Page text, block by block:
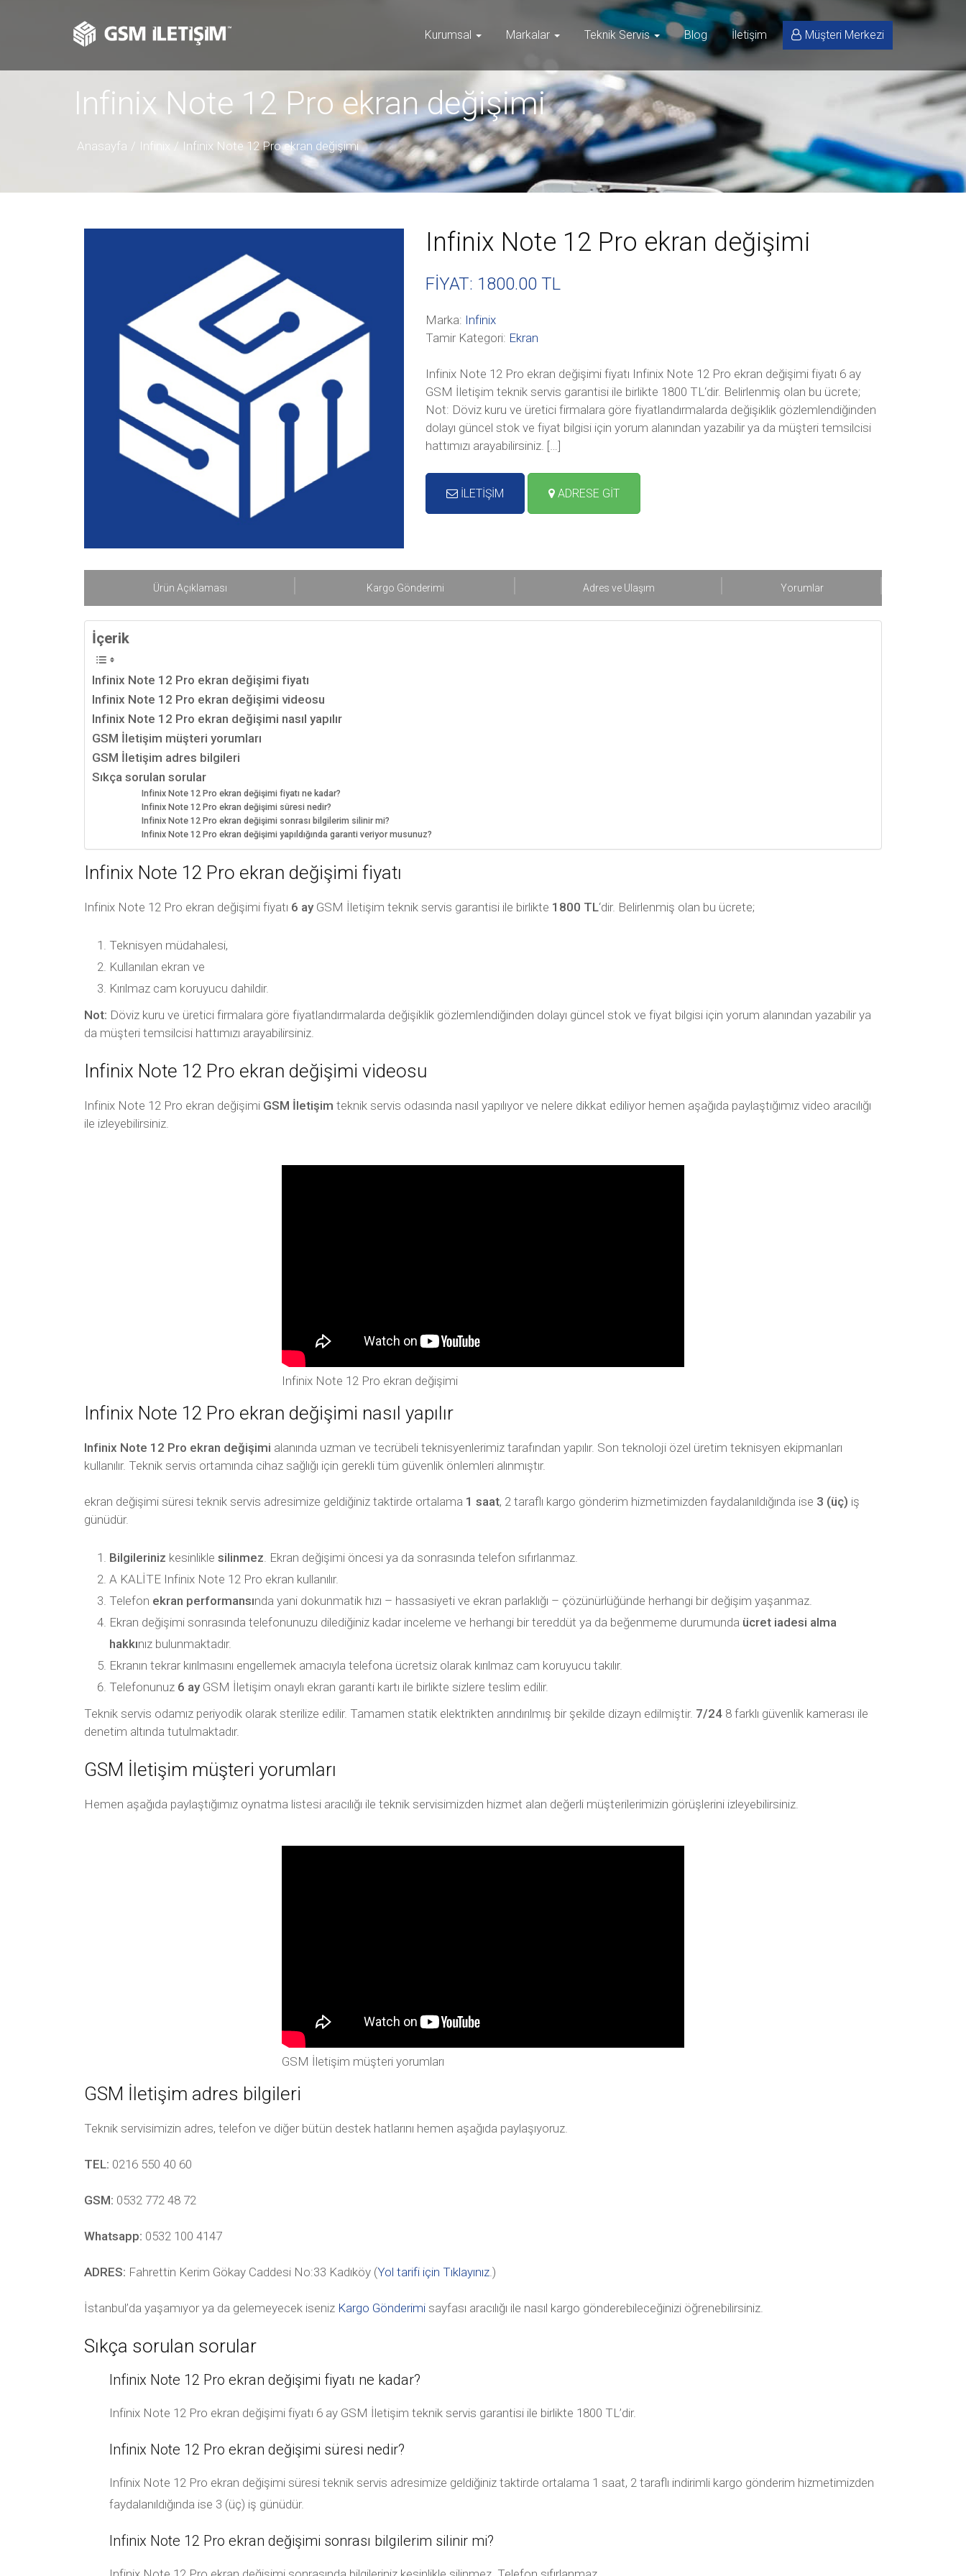
Kurumsal Markalar Teknik Servis Blog İletişim Müşteri Merkezi
Infinix Note 12 Pro ekran değişimi
Anasayfa Infinix Infinix Note 12 Pro ekran değişimi
Infinix Note 12 Pro ekran değişimi
FİYAT: 1800.00 TL
Marka: Infinix
Tamir Kategori: Ekran
Infinix Note 12 Pro ekran değişimi fiyatı Infinix Note 12 Pro ekran değişimi fiyatı 6 ay
GSM İletişim teknik servis garantisi ile birlikte 1800 TL‘dir. Belirlenmiş olan bu ücrete;
Not: Döviz kuru ve üretici firmalara göre fiyatlandırmalarda değişiklik gözlemlendiğinden
dolayı güncel stok ve fiyat bilgisi için yorum alanından yazabilir ya da müşteri temsilcisi
hattımızı arayabilirsiniz. […]
İLETİŞİM ADRESE GİT
Ürün Açıklaması Kargo Gönderimi Adres ve Ulaşım Yorumlar
İçerik
Infinix Note 12 Pro ekran değişimi fiyatı
Infinix Note 12 Pro ekran değişimi videosu
Infinix Note 12 Pro ekran değişimi nasıl yapılır
GSM İletişim müşteri yorumları
GSM İletişim adres bilgileri
Sıkça sorulan sorular
Infinix Note 12 Pro ekran değişimi fiyatı ne kadar?
Infinix Note 12 Pro ekran değişimi süresi nedir?
Infinix Note 12 Pro ekran değişimi sonrası bilgilerim silinir mi?
Infinix Note 12 Pro ekran değişimi yapıldığında garanti veriyor musunuz?
Infinix Note 12 Pro ekran değişimi fiyatı
Infinix Note 12 Pro ekran değişimi fiyatı 6 ayGSM İletişim teknik servis garantisi ile birlikte 1800 TL‘dir. Belirlenmiş olan bu ücrete;
Teknisyen müdahalesi,
Kullanılan ekran ve
Kırılmaz cam koruyucu dahildir.
Not: Döviz kuru ve üretici firmalara göre fiyatlandırmalarda değişiklik gözlemlendiğinden dolayı güncel stok ve fiyat bilgisi için yorum alanından yazabilir ya
da müşteri temsilcisi hattımızı arayabilirsiniz.
Infinix Note 12 Pro ekran değişimi videosu
Infinix Note 12 Pro ekran değişimi GSM İletişim teknik servis odasında nasıl yapılıyor ve nelere dikkat ediliyor hemen aşağıda paylaştığımız video aracılığı
ile izleyebilirsiniz.
Infinix Note 12 Pro ekran değişimi
Infinix Note 12 Pro ekran değişimi nasıl yapılır
Infinix Note 12 Pro ekran değişimi alanında uzman ve tecrübeli teknisyenlerimiz tarafından yapılır. Son teknoloji özel üretim teknisyen ekipmanları
kullanılır. Teknik servis ortamında cihaz sağlığı için gerekli tüm güvenlik önlemleri alınmıştır.
ekran değişimi süresi teknik servis adresimize geldiğiniz taktirde ortalama 1 saat, 2 taraflı kargo gönderim hizmetimizden faydalanıldığında ise 3 (üç) iş
günüdür.
Bilgileriniz kesinlikle silinmez. Ekran değişimi öncesi ya da sonrasında telefon sıfırlanmaz.
A KALİTE Infinix Note 12 Pro ekran kullanılır.
Telefon ekran performansında yani dokunmatik hızı – hassasiyeti ve ekran parlaklığı – çözünürlüğünde herhangi bir değişim yaşanmaz.
Ekran değişimi sonrasında telefonunuzu dilediğiniz kadar inceleme ve herhangi bir tereddüt ya da beğenmeme durumunda ücret iadesi alma
hakkınız bulunmaktadır.
Ekranın tekrar kırılmasını engellemek amacıyla telefona ücretsiz olarak kırılmaz cam koruyucu takılır.
Telefonunuz 6 ayGSM İletişim onaylı ekran garanti kartı ile birlikte sizlere teslim edilir.
Teknik servis odamız periyodik olarak sterilize edilir. Tamamen statik elektrikten arındırılmış bir şekilde dizayn edilmiştir. 7/24 8 farklı güvenlik kamerası ile
denetim altında tutulmaktadır.
GSM İletişim müşteri yorumları
Hemen aşağıda paylaştığımız oynatma listesi aracılığı ile teknik servisimizden hizmet alan değerli müşterilerimizin görüşlerini izleyebilirsiniz.
GSM İletişim müşteri yorumları
GSM İletişim adres bilgileri
Teknik servisimizin adres, telefon ve diğer bütün destek hatlarını hemen aşağıda paylaşıyoruz.
TEL: 0216 550 40 60
GSM: 0532 772 48 72
Whatsapp: 0532 100 4147
ADRES: Fahrettin Kerim Gökay Caddesi No:33 Kadıköy (Yol tarifi için Tıklayınız.)
İstanbul’da yaşamıyor ya da gelemeyecek iseniz Kargo Gönderimi sayfası aracılığı ile nasıl kargo gönderebileceğinizi öğrenebilirsiniz.
Sıkça sorulan sorular
Infinix Note 12 Pro ekran değişimi fiyatı ne kadar?
Infinix Note 12 Pro ekran değişimi fiyatı 6 ay GSM İletişim teknik servis garantisi ile birlikte 1800 TL’dir.
Infinix Note 12 Pro ekran değişimi süresi nedir?
Infinix Note 12 Pro ekran değişimi süresi teknik servis adresimize geldiğiniz taktirde ortalama 1 saat, 2 taraflı indirimli kargo gönderim hizmetimizden
faydalanıldığında ise 3 (üç) iş günüdür.
Infinix Note 12 Pro ekran değişimi sonrası bilgilerim silinir mi?